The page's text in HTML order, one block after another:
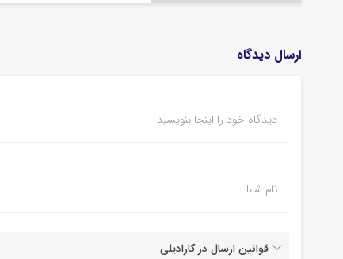
ارسال دیدگاه
دیدگاه خود را اینجا بنویسید
نام شما
قوانین ارسال در کارادیلی